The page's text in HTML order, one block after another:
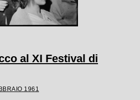
al XI Festival di
1961